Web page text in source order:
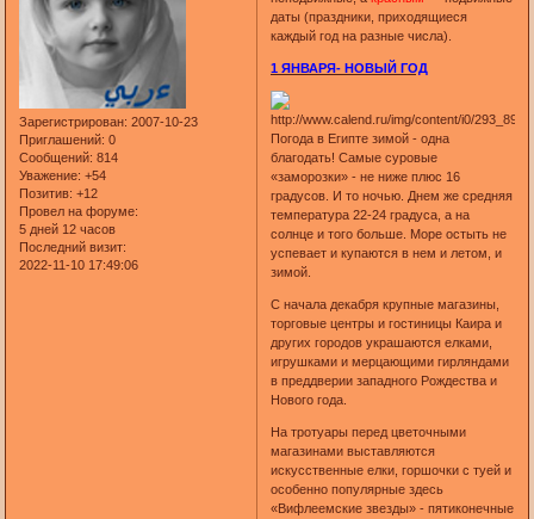
Зарегистрирован: 2007-10-23
Приглашений: 0
Сообщений: 814
Уважение: +54
Позитив: +12
Провел на форуме:
5 дней 12 часов
Последний визит:
2022-11-10 17:49:06
даты (праздники, приходящиеся
каждый год на разные числа).
1 ЯНВАРЯ- НОВЫЙ ГОД
Погода в Египте зимой - одна
благодать! Самые суровые
«заморозки» - не ниже плюс 16
градусов. И то ночью. Днем же средняя
температура 22-24 градуса, а на
солнце и того больше. Море остыть не
успевает и купаются в нем и летом, и
зимой.
С начала декабря крупные магазины,
торговые центры и гостиницы Каира и
других городов украшаются елками,
игрушками и мерцающими гирляндами
в преддверии западного Рождества и
Нового года.
На тротуары перед цветочными
магазинами выставляются
искусственные елки, горшочки с туей и
особенно популярные здесь
«Вифлеемские звезды» - пятиконечные